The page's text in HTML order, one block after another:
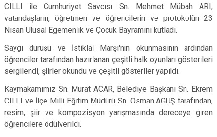
CILLI ile Cumhuriyet Savcısı Sn. Mehmet Mübah ARI,
vatandaşların, öğretmen ve öğrencilerin ve protokolün 23
Nisan Ulusal Egemenlik ve Çocuk Bayramını kutladı.
Saygı duruşu ve İstiklal Marşı'nın okunmasının ardından
öğrenciler tarafından hazırlanan çeşitli halk oyunları gösterileri
sergilendi, şiirler okundu ve çeşitli gösteriler yapıldı.
Kaymakamımız Sn. Murat ACAR, Belediye Başkanı Sn. Ekrem
CILLI ve İlçe Milli Eğitim Müdürü Sn. Osman AGUŞ tarafından,
resim, şiir ve kompozisyon yarışmasında dereceye giren
öğrencilere ödülverildi.